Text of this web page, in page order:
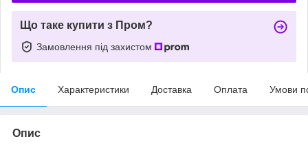
Що таке купити з Пром?
Замовлення під захистом
Опис Характеристики Доставка Оплата Умови
Опис